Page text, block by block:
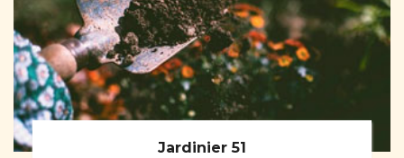
Jardinier 51